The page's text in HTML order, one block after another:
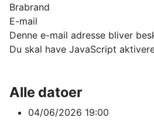
Brabrand
E-mail
Denne e-mail adresse bliver
Du skal have JavaScript
Alle datoer
04/06/2026 19:00